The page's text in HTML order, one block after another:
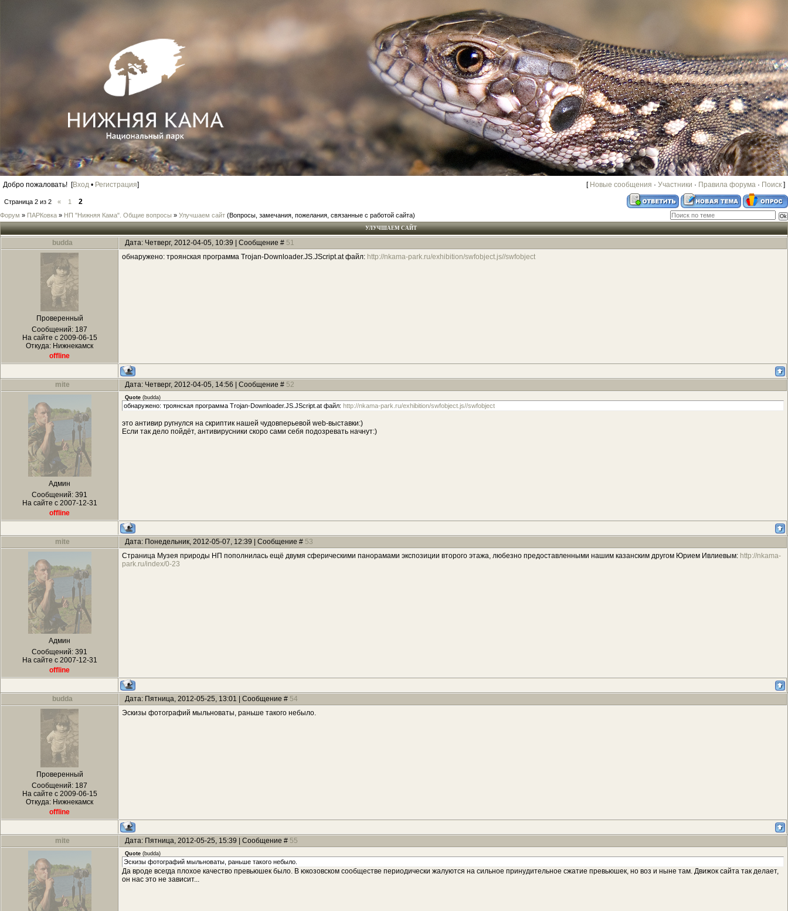
Добро пожаловать! [Вход • Регистрация] [ Новые сообщения · Участники · Правила форума · Поиск ]
Страница 2 из 2 « 1 2
Форум » ПАРКовка » НП "Нижняя Кама". Общие вопросы » Улучшаем сайт (Вопросы, замечания, пожелания, связанные с работой сайта)
УЛУЧШАЕМ САЙТ
budda Дата: Четверг, 2012-04-05, 10:39 | Сообщение # 51
Проверенный
Сообщений: 187
На сайте с 2009-06-15
Откуда: Нижнекамск
offline
обнаружено: троянская программа Trojan-Downloader.JS.JScript.at файл: http://nkama-park.ru/exhibition/swfobject.js//swfobject
mite Дата: Четверг, 2012-04-05, 14:56 | Сообщение # 52
Админ
Сообщений: 391
На сайте с 2007-12-31
offline
Quote (budda)
обнаружено: троянская программа Trojan-Downloader.JS.JScript.at файл: http://nkama-park.ru/exhibition/swfobject.js//swfobject
это антивир ругнулся на скриптик нашей чудовперьевой web-выставки:)
Если так дело пойдёт, антивирусники скоро сами себя подозревать начнут:)
mite Дата: Понедельник, 2012-05-07, 12:39 | Сообщение # 53
Админ
Сообщений: 391
На сайте с 2007-12-31
offline
Страница Музея природы НП пополнилась ещё двумя сферическими панорамами экспозиции второго этажа, любезно предоставленными нашим казанским другом Юрием Ивлиевым: http://nkama-
park.ru/index/0-23
budda Дата: Пятница, 2012-05-25, 13:01 | Сообщение # 54
Проверенный
Сообщений: 187
На сайте с 2009-06-15
Откуда: Нижнекамск
offline
Эскизы фотографий мыльноваты, раньше такого небыло.
mite Дата: Пятница, 2012-05-25, 15:39 | Сообщение # 55
Quote (budda)
Эскизы фотографий мыльноваты, раньше такого небыло.
Да вроде всегда плохое качество превьюшек было. В юкозовском сообществе периодически жалуются на сильное принудительное сжатие превьюшек, но воз и ныне там. Движок сайта так делает,
он нас это не зависит...